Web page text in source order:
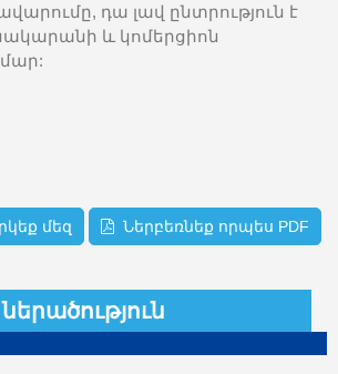
դա լավ ընտրություն է
և կոմերցիոն
մեզ Ներբեռնեք որպես PDF